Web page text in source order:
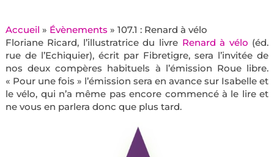
Accueil » Évènements » 107.1 : Renard à vélo
Floriane Ricard, l’illustratrice du livre Renard à vélo (éd.
rue de l’Echiquier), écrit par Fibretigre, sera l’invitée de
nos deux compères habituels à l’émission Roue libre.
« Pour une fois » l’émission sera en avance sur Isabelle et
le vélo, qui n’a même pas encore commencé à le lire et
ne vous en parlera donc que plus tard.